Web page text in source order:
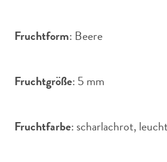
Fruchtform: Beere
Fruchtgröße: 5 mm
Fruchtfarbe: scharlachrot,